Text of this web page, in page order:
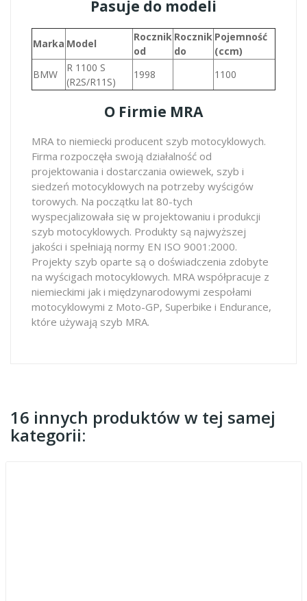
Pasuje do modeli
Marka Model
Rocznik
od
Rocznik
do
Pojemność
(ccm)
BMW
R 1100 S
(R2S/R11S)
1998 1100
O Firmie MRA
MRA to niemiecki producent szyb motocyklowych.
Firma rozpoczęła swoją działalność od
projektowania i dostarczania owiewek, szyb i
siedzeń motocyklowych na potrzeby wyścigów
torowych. Na początku lat 80-tych
wyspecjalizowała się w projektowaniu i produkcji
szyb motocyklowych. Produkty są najwyższej
jakości i spełniają normy EN ISO 9001:2000.
Projekty szyb oparte są o doświadczenia zdobyte
na wyścigach motocyklowych. MRA współpracuje z
niemieckimi jak i międzynarodowymi zespołami
motocyklowymi z Moto-GP, Superbike i Endurance,
które używają szyb MRA.
16 innych produktów w tej samej
kategorii: